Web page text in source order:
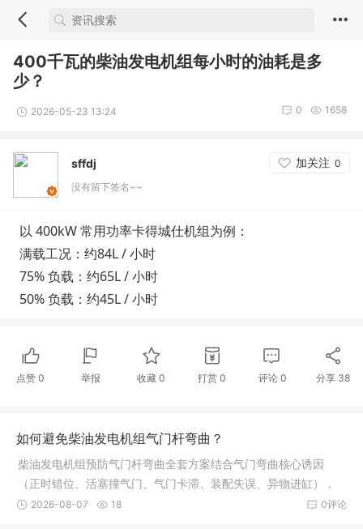
400千瓦的柴油发电机组每小时的油耗是多
少？
2026-05-23 13:24 1658
0
sffdj 加关注 0
没有留下签名~~
以 400kW 常用功率卡得城仕机组为例：
满载工况：约84L / 小时
75% 负载：约65L / 小时
50% 负载：约45L / 小时
点赞 0 举报 收藏0 打赏 0 评论 0 分享 38
如何避免柴油发电机组气门杆弯曲？
柴油发电机组预防气门杆弯曲全套方案结合气门弯曲核心诱因
（正时错位、活塞撞气门、气门卡滞、装配失误、异物进缸），
分为装配管控、日常运维、使用规范、故障前置防护四大板块，
0评论
2026-08-07 18